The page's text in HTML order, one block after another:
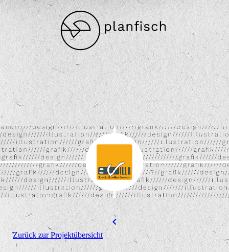
Zurück zur Projektübersicht